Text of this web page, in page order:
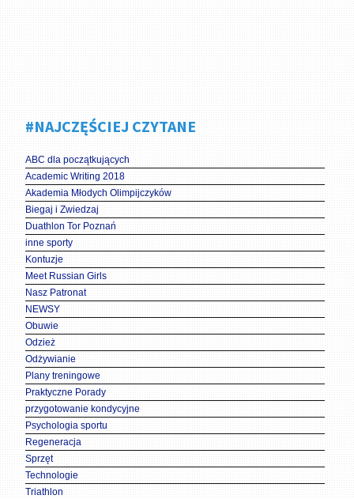
#NAJCZĘŚCIEJ CZYTANE
ABC dla początkujących
Academic Writing 2018
Akademia Młodych Olimpijczyków
Biegaj i Zwiedzaj
Duathlon Tor Poznań
inne sporty
Kontuzje
Meet Russian Girls
Nasz Patronat
NEWSY
Obuwie
Odzież
Odżywianie
Plany treningowe
Praktyczne Porady
przygotowanie kondycyjne
Psychologia sportu
Regeneracja
Sprzęt
Technologie
Triathlon